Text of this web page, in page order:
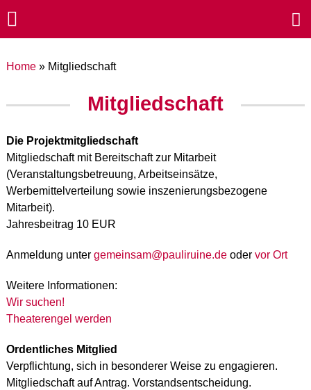
Home» Mitgliedschaft
Mitgliedschaft
Die Projektmitgliedschaft
Mitgliedschaft mit Bereitschaft zur Mitarbeit
(Veranstaltungsbetreuung, Arbeitseinsätze,
Werbemittelverteilung sowie inszenierungsbezogene
Mitarbeit).
Jahresbeitrag 10 EUR
Anmeldung unter gemeinsam@pauliruine.deoder vor Ort
Weitere Informationen:
Wir suchen!
Theaterengel werden
Ordentliches Mitglied
Verpflichtung, sich in besonderer Weise zu engagieren.
Mitgliedschaft auf Antrag. Vorstandsentscheidung.